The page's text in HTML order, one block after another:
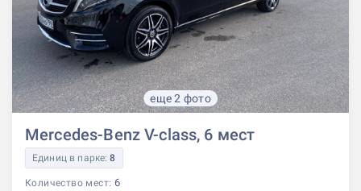
еще 2 фото
Mercedes-Benz V-class, 6 мест
Единиц в парке:8
Количество мест: 6